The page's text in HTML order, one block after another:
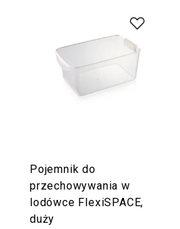
Pojemnik do
przechowywania w
lodówce FlexiSPACE,
duży